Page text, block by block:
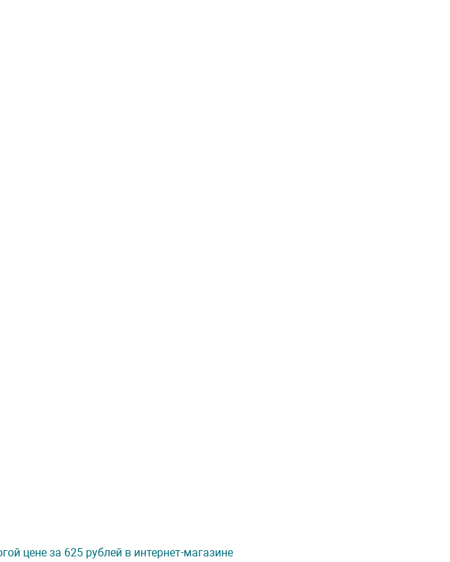
цене за 625 рублей в интернет-магазине